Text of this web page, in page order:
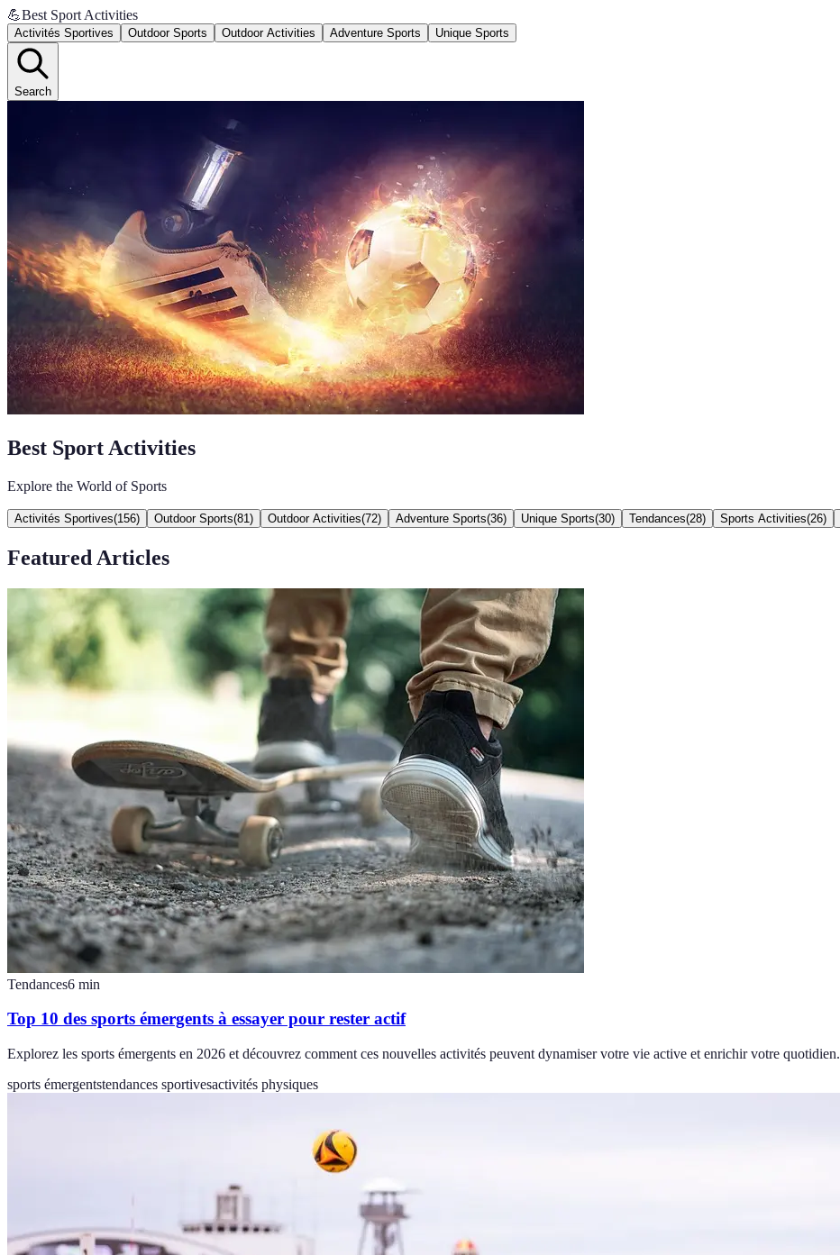
💪Best Sport Activities
Activités Sportives Outdoor Sports Outdoor Activities Adventure Sports Unique Sports
Search
Best Sport Activities
Explore the World of Sports
Activités Sportives(156) Outdoor Sports(81 ) Outdoor Activities(72) Adventure Sports(36) Unique Sports(30) Tendances(28) Sports Activities(26)
Featured Articles
Tendances6 min
Top 10 des sports émergents à essayer pour rester actif
Explorez les sports émergents en 2026 et découvrez comment ces nouvelles activités peuvent dynamiser votre vie active et enrichir votre quotidien.
sports émergentstendances sportivesactivités physiques